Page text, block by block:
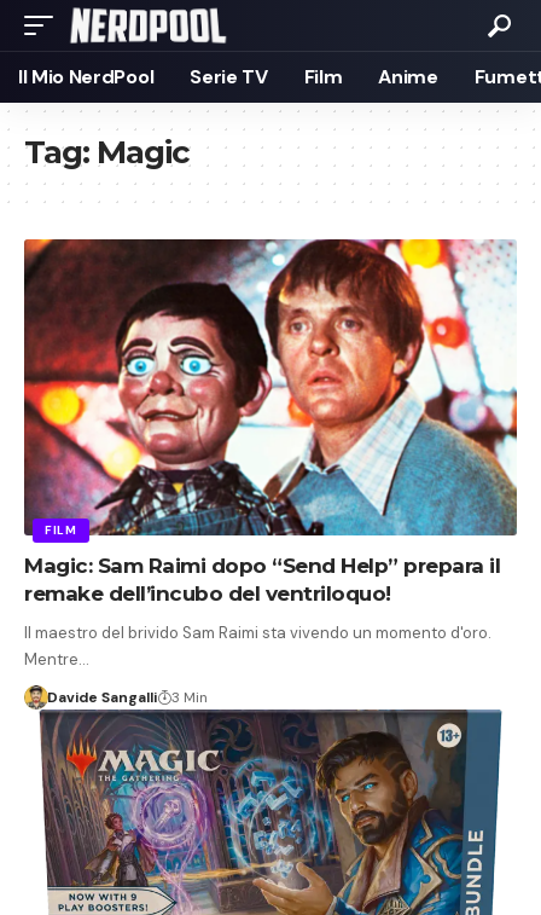
Il Mio NerdPool Serie TV Film Anime
Tag: Magic
FILM
Magic: Sam Raimi dopo “Send Help” prepara il
remake dell’incubo del ventriloquo!
Il maestro del brivido Sam Raimi sta vivendo un momento d'oro.
Mentre…
Davide Sangalli 3 Min